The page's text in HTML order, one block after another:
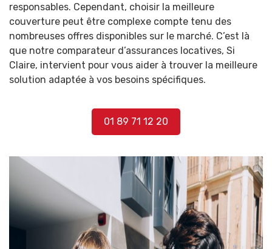
responsables. Cependant, choisir la meilleure
couverture peut être complexe compte tenu des
nombreuses offres disponibles sur le marché. C’est là
que notre comparateur d’assurances locatives, Si
Claire, intervient pour vous aider à trouver la meilleure
solution adaptée à vos besoins spécifiques.
01 89 71 12 20